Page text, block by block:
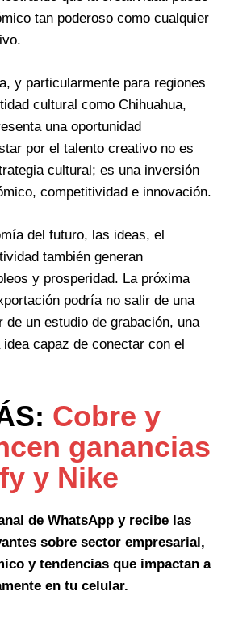
tan poderoso como cualquier
y particularmente para regiones
cultural como Chihuahua,
una oportunidad
por el talento creativo no es
cultural; es una inversión
competitividad e innovación.
del futuro, las ideas, el
también generan
y prosperidad. La próxima
podría no salir de una
un estudio de grabación, una
capaz de conectar con el
Cobre y
ganancias
y Nike
de WhatsApp y recibe las
sobre sector empresarial,
y tendencias que impactan a
en tu celular.